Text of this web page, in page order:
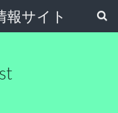
報サイト